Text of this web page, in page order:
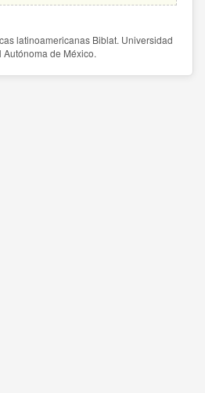
latinoamericanas Biblat. Universidad
Autónoma de México.